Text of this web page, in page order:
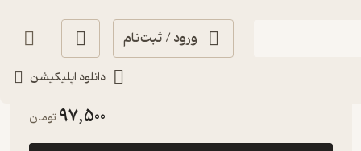
ورود / ثبت‌نام
دانلود اپلیکیشن
آموزنده 🦉(
97,500تومان